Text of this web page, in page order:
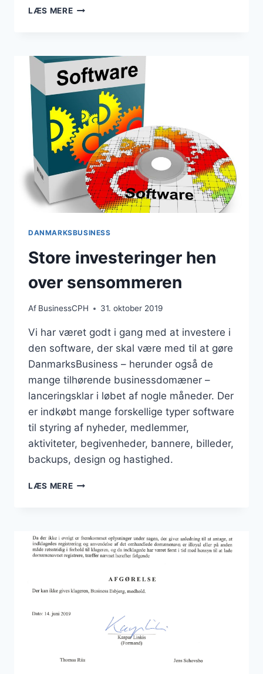
LÆS MEREDANMARKSBUSINESS
NY
OG
HURTIGERE
SERVER
DANMARKSBUSINESS
Store investeringer hen
over sensommeren
Af BusinessCPH 31. oktober 2019
Vi har været godt i gang med at investere i
den software, der skal være med til at gøre
DanmarksBusiness – herunder også de
mange tilhørende businessdomæner –
lanceringsklar i løbet af nogle måneder. Der
er indkøbt mange forskellige typer software
til styring af nyheder, medlemmer,
aktiviteter, begivenheder, bannere, billeder,
backups, design og hastighed.
LÆS MERESTORE